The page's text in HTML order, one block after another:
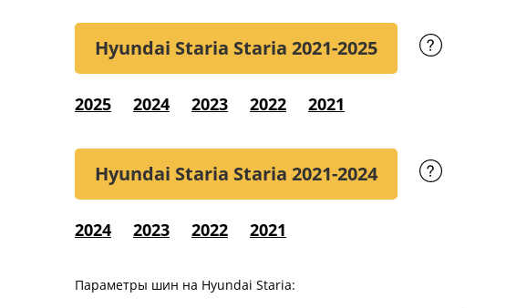
Hyundai Staria Staria 2021-2025
2025 2024 2023 2022 2021
Hyundai Staria Staria 2021-2024
2024 2023 2022 2021
Параметры шин на Hyundai Staria: